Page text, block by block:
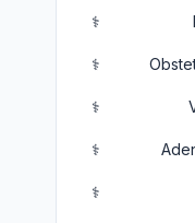
⚕️
⚕️
⚕️
⚕️
⚕️